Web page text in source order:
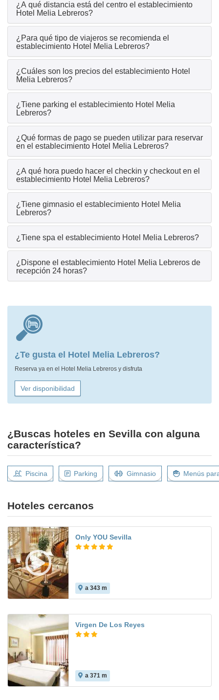
¿A qué distancia está del centro el establecimiento
Hotel Melia Lebreros?
¿Para qué tipo de viajeros se recomienda el
establecimiento Hotel Melia Lebreros?
¿Cuáles son los precios del establecimiento Hotel
Melia Lebreros?
¿Tiene parking el establecimiento Hotel Melia
Lebreros?
¿Qué formas de pago se pueden utilizar para reservar
en el establecimiento Hotel Melia Lebreros?
¿A qué hora puedo hacer el checkin y checkout en el
establecimiento Hotel Melia Lebreros?
¿Tiene gimnasio el establecimiento Hotel Melia
Lebreros?
¿Tiene spa el establecimiento Hotel Melia Lebreros?
¿Dispone el establecimiento Hotel Melia Lebreros de
recepción 24 horas?
¿Te gusta el Hotel Melia Lebreros?
Reserva ya en el Hotel Melia Lebreros y disfruta
Ver disponibilidad
¿Buscas hoteles en Sevilla con alguna
característica?
Piscina Parking Gimnasio Menús
Hoteles cercanos
Only YOU Sevilla
a 343 m
Virgen De Los Reyes
a 371 m